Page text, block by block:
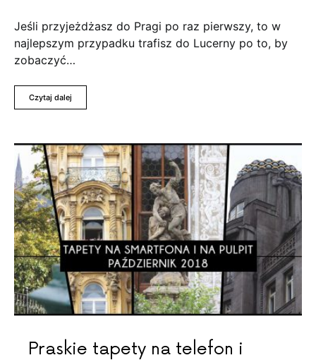
Jeśli przyjeżdżasz do Pragi po raz pierwszy, to w
najlepszym przypadku trafisz do Lucerny po to, by
zobaczyć…
Czytaj dalej
Praskie tapety na telefon i